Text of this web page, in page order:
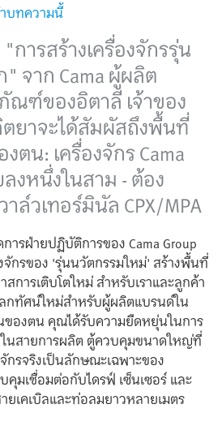
บทความนี้
การสร้างเครื่องจักรรุ่น
จาก Cama ผู้ผลิต
ณฑ์ของอิตาลี เจ้าของ
ยาจะได้สัมผัสถึงพื้นที่
ตน: เครื่องจักร Cama
หนึ่งในสาม - ต้อง
วเทอร์มินัล CPX/MPA
การฝ่ายปฏิบัติการของ Cama Group
จักรของ 'รุ่นนวัตกรรมใหม่' สร้างพื้นที่
สการเติบโตใหม่ สำหรับเราและลูกค้า
ลกทัศน์ใหม่สำหรับผู้ผลิตแบรนด์ใน
ของตน คุณได้รับความยืดหยุ่นในการ
นสายการผลิต ตู้ควบคุมขนาดใหญ่ที่
กรจริงเป็นลักษณะเฉพาะของ
คุมเชื่อมต่อกับไดรฟ์ เซ็นเซอร์ และ
เคเบิลและท่อลมยาวหลายเมตร